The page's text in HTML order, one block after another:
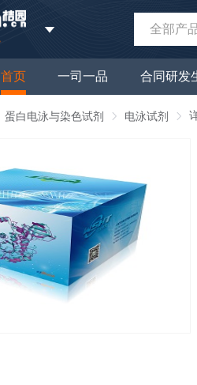
全部产
首页 一司一品 合同研发
蛋白电泳与染色试剂 电泳试剂